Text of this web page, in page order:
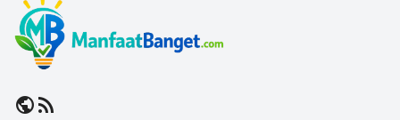
publicrss_feed